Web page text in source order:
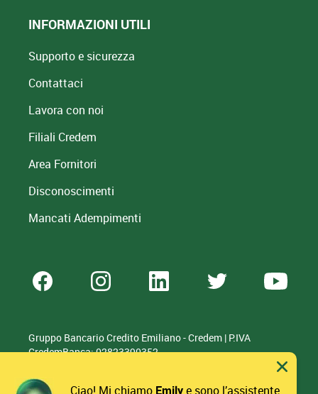
INFORMAZIONI UTILI
Supporto e sicurezza
Contattaci
Lavora con noi
Filiali Credem
Area Fornitori
Disconoscimenti
Mancati Adempimenti
Gruppo Bancario Credito Emiliano - Credem | P.IVA
CredemBanca: 02823390352
Whistleblowing Trasparenza Accessibilità
Privacy
Ciao! Mi chiamo Emilye sono l’assistente